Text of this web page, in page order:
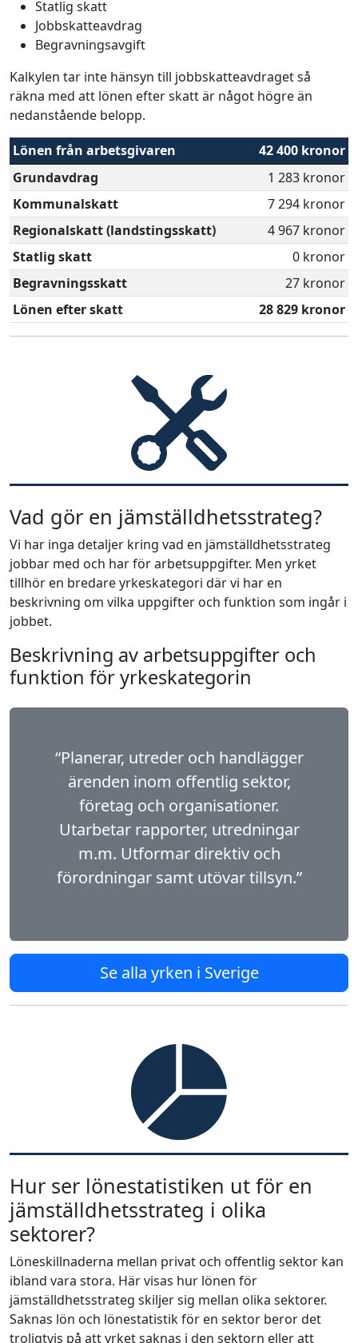
Statlig skatt
Jobbskatteavdrag
Begravningsavgift
Kalkylen tar inte hänsyn till jobbskatteavdraget så
räkna med att lönen efter skatt är något högre än
nedanstående belopp.
Lönen från arbetsgivaren
42 400 kronor
Grundavdrag
1 283 kronor
Kommunalskatt
7 294 kronor
Regionalskatt (landstingsskatt)
4 967 kronor
Statlig skatt
0 kronor
Begravningsskatt
27 kronor
Lönen efter skatt
28 829 kronor
Vad gör en jämställdhetsstrateg?
Vi har inga detaljer kring vad en jämställdhetsstrateg
jobbar med och har för arbetsuppgifter. Men yrket
tillhör en bredare yrkeskategori där vi har en
beskrivning om vilka uppgifter och funktion som ingår i
jobbet.
Beskrivning av arbetsuppgifter och
funktion för yrkeskategorin
“Planerar, utreder och handlägger
ärenden inom offentlig sektor,
företag och organisationer.
Utarbetar rapporter, utredningar
m.m. Utformar direktiv och
förordningar samt utövar tillsyn.”
Se alla yrken i Sverige
Hur ser lönestatistiken ut för en
jämställdhetsstrateg i olika
sektorer?
Löneskillnaderna mellan privat och offentlig sektor kan
ibland vara stora. Här visas hur lönen för
jämställdhetsstrateg skiljer sig mellan olika sektorer.
Saknas lön och lönestatistik för en sektor beror det
troligtvis på att yrket saknas i den sektorn eller att